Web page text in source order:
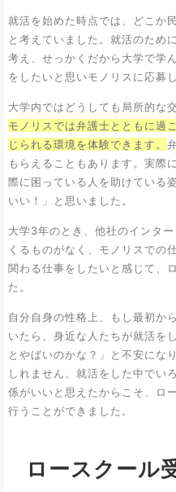
就活を始めた時点では、どこか
と考えていました。就活のため
考え、せっかくだから大学で学
をしたいと思いモノリスに応募
大学内ではどうしても局所的な
モノリスでは弁護士とともに過
じられる環境を体験できます。
もらえることもあります。実際
際に困っている人を助けている
いい！」と思いました。
大学3年のとき、他社のインタ
くるものがなく、モノリスでの
関わる仕事をしたいと感じて、
た。
自分自身の性格上、もし最初か
いたら、身近な人たちが就活を
とやばいのかな？」と不安にな
しれません。就活をした中でい
係がいいと思えたからこそ、ロ
行うことができました。
ロースクール